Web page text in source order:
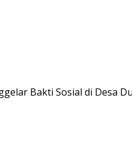
Bakti Sosial di Desa